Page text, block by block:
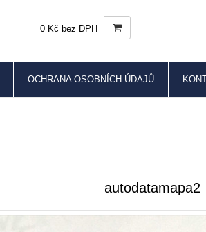
0 Kč bez DPH
OCHRANA OSOBNÍCH ÚDAJŮ
autodatamapa2